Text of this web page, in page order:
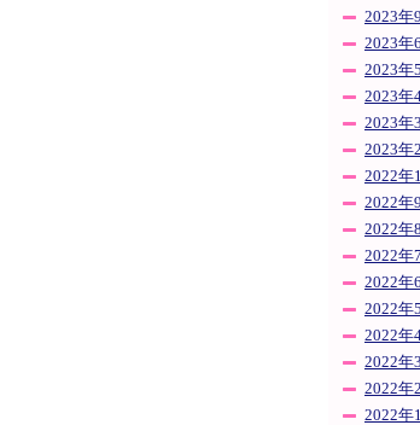
2023年
2023年
2023年
2023年
2023年
2023年
2022年
2022年
2022年
2022年
2022年
2022年
2022年
2022年
2022年
2022年